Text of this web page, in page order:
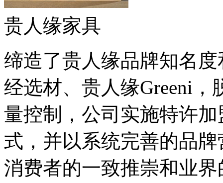
贵人缘家具
缔造了贵人缘品牌知名
经选材、贵人缘Greeni
量控制，公司实施特许
式，并以系统完善的品
消费者的一致推崇和业